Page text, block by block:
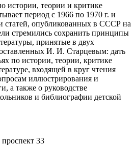
истории, теории и критике
период с 1966 по 1970 г. и
статей, опубликованных в СССР на
стремились сохранить принципы
принятые в двух
И. И. Старцевым: дать
по истории, теории, критике
входящей в круг чтения
иллюстрирования и
а также о руководстве
и библиографии детской
33